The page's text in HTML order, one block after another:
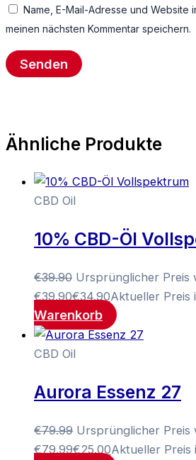
Name, E-Mail-Adresse und Website
meinen nächsten Kommentar speichern.
Ähnliche Produkte
CBD Oil
10% CBD-Öl
€39.90 Ursprünglicher Preis
€39.90€34.90Aktueller Preis
Warenkorb
CBD Oil
Aurora Essenz 27
€79.99 Ursprünglicher Preis
€79.99€25.00Aktueller Preis